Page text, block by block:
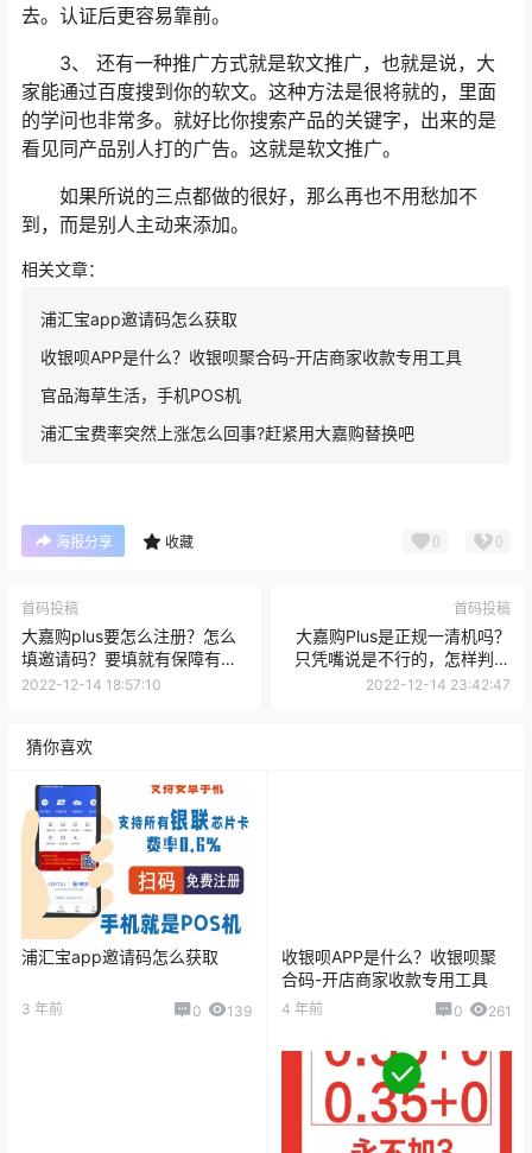
去。认证后更容易靠前。
3、 还有一种推广方式就是软文推广，也就是说，大
家能通过百度搜到你的软文。这种方法是很将就的，里面
的学问也非常多。就好比你搜索产品的关键字，出来的是
看见同产品别人打的广告。这就是软文推广。
如果所说的三点都做的很好，那么再也不用愁加不
到，而是别人主动来添加。
相关文章：
浦汇宝app邀请码怎么获取
收银呗APP是什么？收银呗聚合码-开店商家收款专用工具
官品海草生活，手机POS机
浦汇宝费率突然上涨怎么回事?赶紧用大嘉购替换吧
海报分享 收藏 0 0
首码投稿
大嘉购plus要怎么注册？怎么
填邀请码？要填就有保障有官
方售后的。
2022-12-14 18:57:10
首码投稿
大嘉购Plus是正规一清机吗？
只凭嘴说是不行的，怎样判断
是与否？
2022-12-14 23:42:47
猜你喜欢
浦汇宝app邀请码怎么获取
3 年前 0 139
收银呗APP是什么？收银呗聚
合码-开店商家收款专用工具
4 年前 0 261